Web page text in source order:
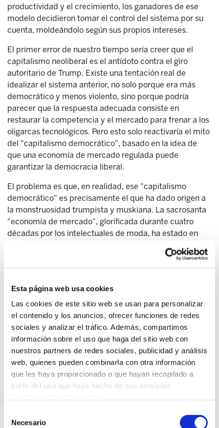
Esta página web usa cookies
Las cookies de este sitio web se usan para personalizar
el contenido y los anuncios, ofrecer funciones de redes
sociales y analizar el tráfico. Además, compartimos
información sobre el uso que haga del sitio web con
nuestros partners de redes sociales, publicidad y análisis
web, quienes pueden combinarla con otra información
que les haya proporcionado o que hayan recopilado a
partir del uso que haya hecho de sus servicios.
Necesario
productividad y el crecimiento, los ganadores de ese
modelo decidieron tomar el control del sistema por su
cuenta, moldeándolo según sus propios intereses.
El primer error de nuestro tiempo sería creer que el
capitalismo neoliberal es el antídoto contra el giro
autoritario de Trump. Existe una tentación real de
idealizar el sistema anterior, no solo porque era más
democrático y menos violento, sino porque podría
parecer que la respuesta adecuada consiste en
restaurar la competencia y el mercado para frenar a los
oligarcas tecnológicos. Pero esto solo reactivaría el mito
del "capitalismo democrático", basado en la idea de
que una economía de mercado regulada puede
garantizar la democracia liberal.
El problema es que, en realidad, ese "capitalismo
democrático" es precisamente el que ha dado origen a
la monstruosidad trumpista y muskiana. La sacrosanta
"economía de mercado", glorificada durante cuatro
décadas por los intelectuales de moda, ha estado en
desembocar en un desenlace autoritario y monopolista.
sería el peor de los errores.
Sería olvidar que las poblaciones han girado hacia la
extrema derecha, en gran parte, debido al fracaso del
neoliberalismo: no cumplió sus promesas de mejorar las
condiciones de vida y, cuando la situación lo requirió, no
dudó en recurrir a la fuerza para imponer sus políticas.
La degradación de la democracia liberal y su reducción
progresiva a un mero procedimiento electoral no es una
Desde la década de 1980, los neoliberales han trabajado